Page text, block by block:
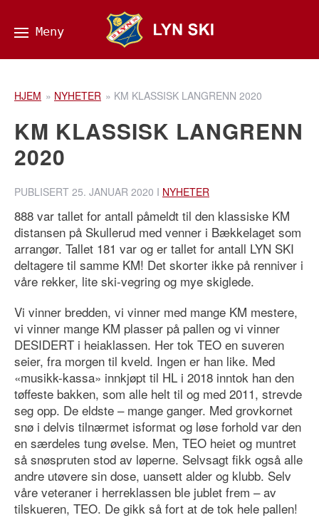
HJEM » NYHETER » KM KLASSISK LANGRENN 2020
KM KLASSISK LANGRENN
2020
PUBLISERT 25. JANUAR 2020 I NYHETER
888 var tallet for antall påmeldt til den klassiske KM
distansen på Skullerud med venner i Bækkelaget som
arrangør. Tallet 181 var og er tallet for antall LYN SKI
deltagere til samme KM! Det skorter ikke på renniver i
våre rekker, lite ski-vegring og mye skiglede.
Vi vinner bredden, vi vinner med mange KM mestere,
vi vinner mange KM plasser på pallen og vi vinner
DESIDERT i heiaklassen. Her tok TEO en suveren
seier, fra morgen til kveld. Ingen er han like. Med
«musikk-kassa» innkjøpt til HL i 2018 inntok han den
tøffeste bakken, som alle helt til og med 2011, strevde
seg opp. De eldste – mange ganger. Med grovkornet
snø i delvis tilnærmet isformat og løse forhold var den
en særdeles tung øvelse. Men, TEO heiet og muntret
så snøspruten stod av løperne. Selvsagt fikk også alle
andre utøvere sin dose, uansett alder og klubb. Selv
våre veteraner i herreklassen ble jublet frem – av
tilskueren, TEO. De gikk så fort at de tok hele pallen!